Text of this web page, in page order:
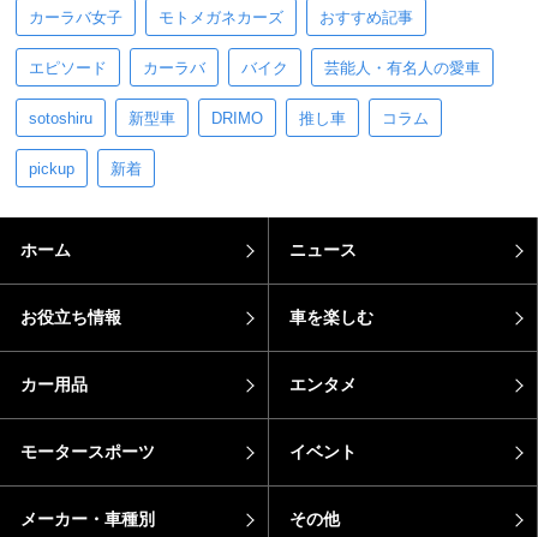
カーラバ女子 モトメガネカーズ おすすめ記事
エピソード カーラバ バイク 芸能人・有名人の愛車
sotoshiru 新型車 DRIMO 推し車 コラム
pickup 新着
ホーム ニュース
お役立ち情報 車を楽しむ
カー用品 エンタメ
モータースポーツ イベント
メーカー・車種別 その他